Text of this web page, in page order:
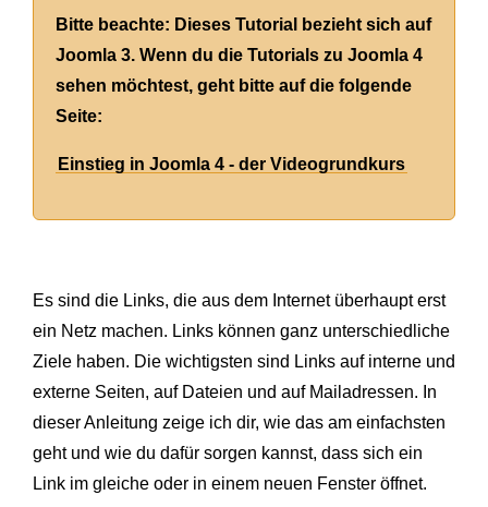
Bitte beachte: Dieses Tutorial bezieht sich auf
Joomla 3. Wenn du die Tutorials zu Joomla 4
sehen möchtest, geht bitte auf die folgende
Seite:
Einstieg in Joomla 4 - der Videogrundkurs
Es sind die Links, die aus dem Internet überhaupt erst
ein Netz machen. Links können ganz unterschiedliche
Ziele haben. Die wichtigsten sind Links auf interne und
externe Seiten, auf Dateien und auf Mailadressen. In
dieser Anleitung zeige ich dir, wie das am einfachsten
geht und wie du dafür sorgen kannst, dass sich ein
Link im gleiche oder in einem neuen Fenster öffnet.